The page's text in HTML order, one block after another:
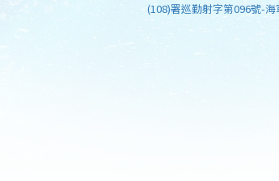
(108)署巡勤射字第096號-